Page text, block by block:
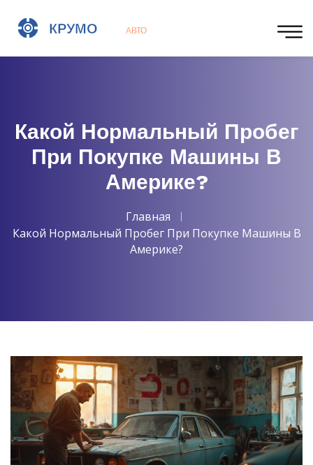
Какой Нормальный Пробег
При Покупке Машины В
Америке?
Главная
Какой Нормальный Пробег При Покупке Машины В
Америке?